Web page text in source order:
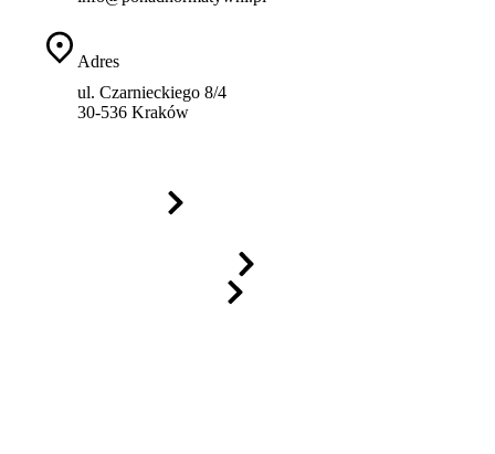
Adres
ul. Czarnieckiego 8/4
30-536 Kraków